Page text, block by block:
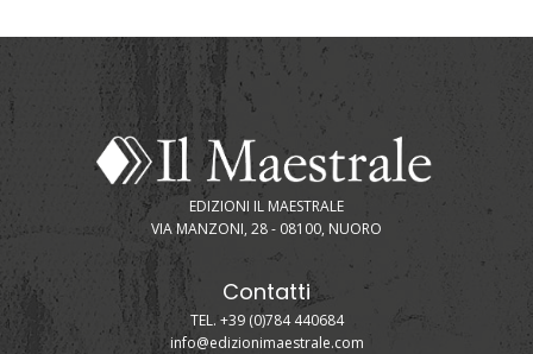
EDIZIONI IL MAESTRALE
VIA MANZONI, 28 - 08100, NUORO
Contatti
TEL. +39 (0)784 440684
info@edizionimaestrale.com